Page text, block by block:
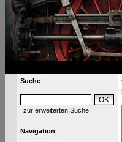
Suche
zur erweiterten Suche
Navigation